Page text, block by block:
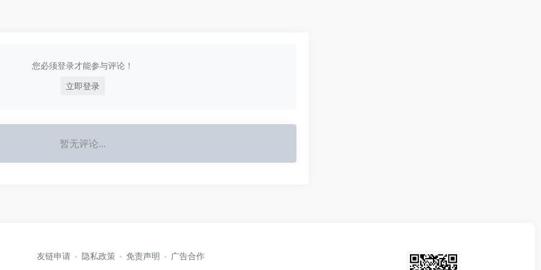
您必须登录才能参与评论！
立即登录
暂无评论...
友链申请 隐私政策 免责声明 广告合作